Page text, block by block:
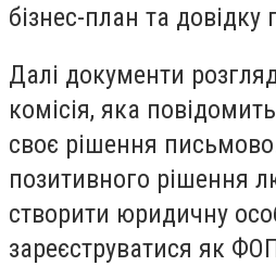
бізнес-план та довідку
Далі документи
комісія, яка
своє рішення
позитивного рішення
створити юридичну
зареєструватися як